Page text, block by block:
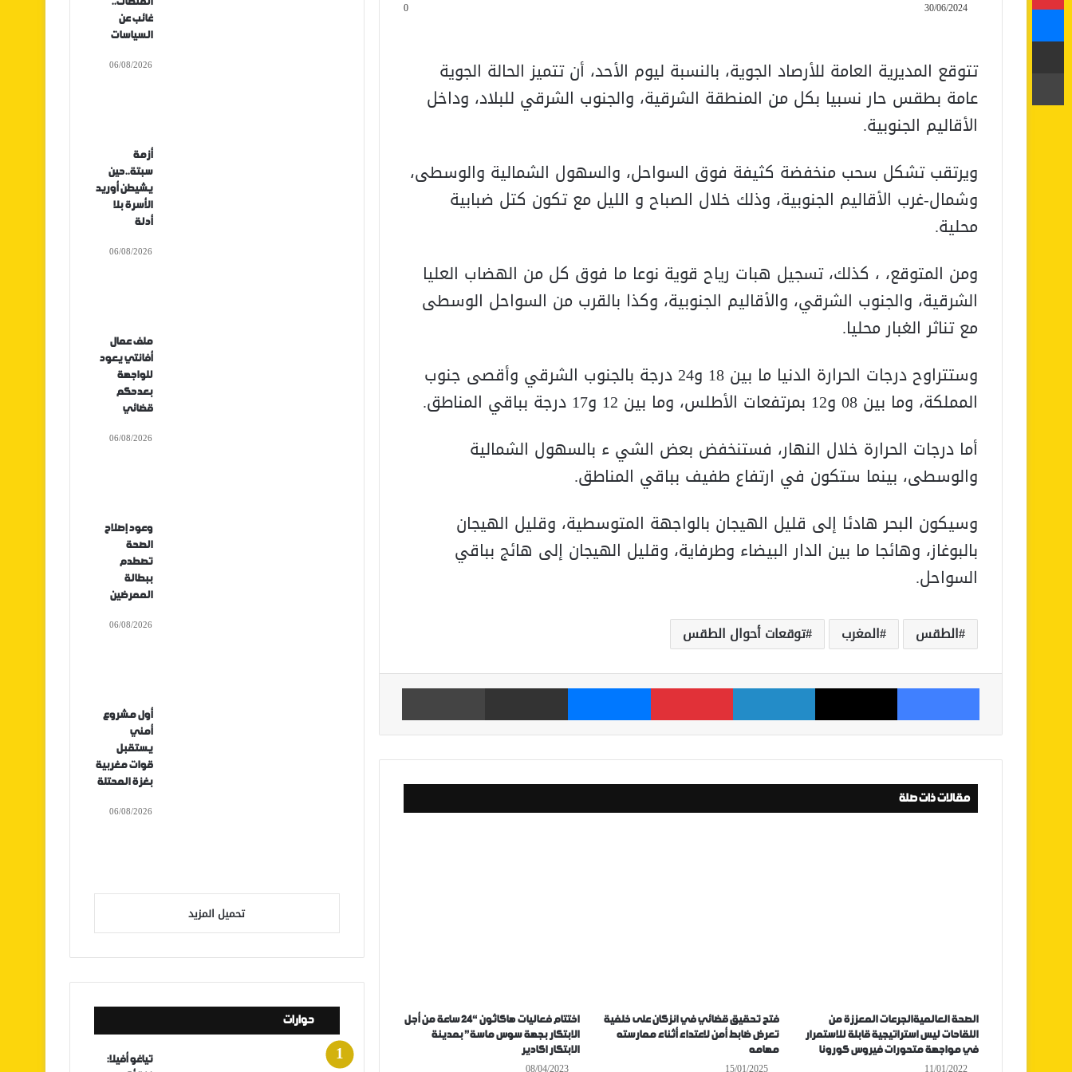
30/06/2024
0
تتوقع المديرية العامة للأرصاد الجوية، بالنسبة ليوم الأحد، أن تتميز الحالة الجوية
عامة بطقس حار نسبيا بكل من المنطقة الشرقية، والجنوب الشرقي للبلاد، وداخل
الأقاليم الجنوبية.
ويرتقب تشكل سحب منخفضة كثيفة فوق السواحل، والسهول الشمالية والوسطى،
وشمال-غرب الأقاليم الجنوبية، وذلك خلال الصباح و الليل مع تكون كتل ضبابية
محلية.
ومن المتوقع، ، كذلك، تسجيل هبات رياح قوية نوعا ما فوق كل من الهضاب العليا
الشرقية، والجنوب الشرقي، والأقاليم الجنوبية، وكذا بالقرب من السواحل الوسطى
مع تناثر الغبار محليا.
وستتراوح درجات الحرارة الدنيا ما بين 18 و24 درجة بالجنوب الشرقي وأقصى جنوب
المملكة، وما بين 08 و12 بمرتفعات الأطلس، وما بين 12 و17 درجة بباقي المناطق.
أما درجات الحرارة خلال النهار، فستنخفض بعض الشي ء بالسهول الشمالية
والوسطى، بينما ستكون في ارتفاع طفيف بباقي المناطق.
وسيكون البحر هادئا إلى قليل الهيجان بالواجهة المتوسطية، وقليل الهيجان
بالبوغاز، وهائجا ما بين الدار البيضاء وطرفاية، وقليل الهيجان إلى هائج بباقي
السواحل.
الطقس المغرب توقعات أحوال الطقس
فيسبوك ‫X لينكدإن بينتيريست ماسنجر مشاركة عبر البريد
مقالات ذات صلة
الصحة العالميةالجرعات المعززة من
اللقاحات ليس استراتيجية قابلة للاستمرار
في مواجهة متحورات فيروس كورونا
فتح تحقيق قضائي في انزكان على خلفية
تعرض ضابط أمن لاعتداء أثناء ممارسته
مهامه
اختتام فعاليات هاكاثون “24 ساعة من أجل
الابتكار بجهة سوس ماسة” بمدينة
الابتكار اكادير
غائب عن
السياسات
06/08/2026
أزمة
سبتة..حين
يشيطن أوريد
الأسرة بلا
أدلة
06/08/2026
ملف عمال
أفانتي يعود
للواجهة
بعدحكم
قضائي
06/08/2026
وعود إصلاح
الصحة
تصطدم
ببطالة
الممرضين
06/08/2026
أول مشروع
أمني
يستقبل
قوات مغربية
بغزة المحتلة
06/08/2026
تحميل المزيد
حوارات
تياغو أفيلا: